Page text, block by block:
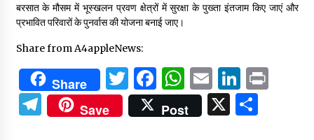
बरसात के मौसम में भूस्खलन प्रवण क्षेत्रों में सुरक्षा के पुख्ता इंतजाम किए जाएं और
प्रभावित परिवारों के पुनर्वास की योजना बनाई जाए।
Share from A4appleNews:
Share Twitter
Facebook
WhatsApp
Email
Telegram
Save Post X